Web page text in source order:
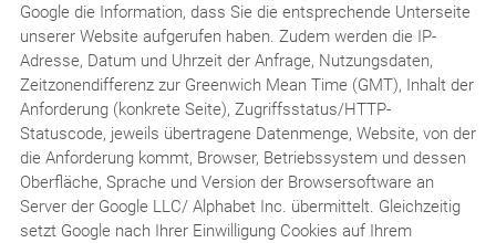
Google die Information, dass Sie die entsprechende Unterseite
unserer Website aufgerufen haben. Zudem werden die IP-
Adresse, Datum und Uhrzeit der Anfrage, Nutzungsdaten,
Zeitzonendifferenz zur Greenwich Mean Time (GMT), Inhalt der
Anforderung (konkrete Seite), Zugriffsstatus/HTTP-
Statuscode, jeweils übertragene Datenmenge, Website, von der
die Anforderung kommt, Browser, Betriebssystem und dessen
Oberfläche, Sprache und Version der Browsersoftware an
Server der Google LLC/ Alphabet Inc. übermittelt. Gleichzeitig
setzt Google nach Ihrer Einwilligung Cookies auf Ihrem